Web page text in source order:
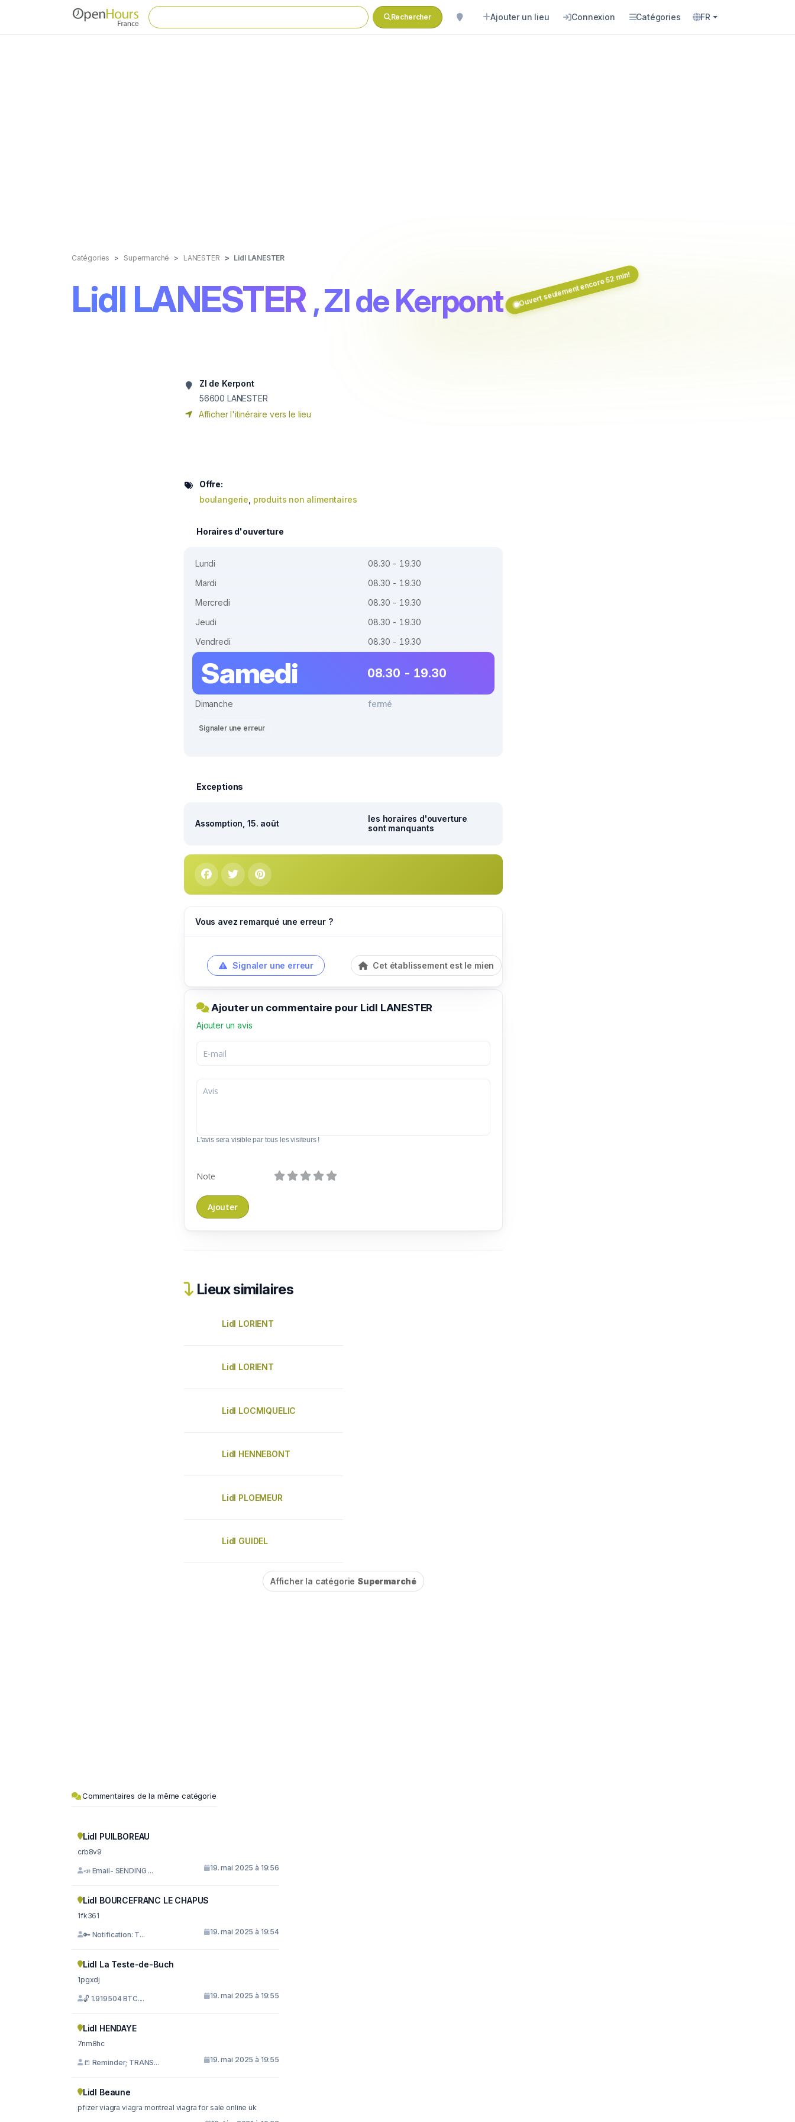
Rechercher Ajouter un lieu Connexion Catégories FR
Catégories Supermarché LANESTER Lidl LANESTER
Lidl LANESTER , ZI de Kerpont Ouvert seulement encore 52 min!
ZI de Kerpont
56600 LANESTER
Afficher l'itinéraire vers le lieu
Offre:
boulangerie produits non alimentaires
Horaires d'ouverture
Lundi
08.30 - 19.30
Mardi
08.30 - 19.30
Mercredi
08.30 - 19.30
Jeudi
08.30 - 19.30
Vendredi
08.30 - 19.30
Samedi 08.30 - 19.30
Dimanche fermé
Signaler une erreur
Exceptions
Assomption, 15. août
les horaires d'ouverture
sont manquants
Vous avez remarqué une erreur ?
Signaler une erreur Cet établissement est le mien
Ajouter un commentaire pour Lidl LANESTER
Ajouter un avis
L'avis sera visible par tous les visiteurs !
Note
Lieux similaires
Lidl LORIENT
Lidl LORIENT
Lidl LOCMIQUELIC
Lidl HENNEBONT
Lidl PLOEMEUR
Lidl GUIDEL
Afficher la catégorie Supermarché
Commentaires de la même catégorie
Lidl PUILBOREAU
crb8v9
📣 Email- SENDING ... 19. mai 2025 à 19:56
Lidl BOURCEFRANC LE CHAPUS
1fk361
🔑 Notification: T... 19. mai 2025 à 19:54
Lidl La Teste-de-Buch
1pgxdj
🔓 1.919504 BTC.... 19. mai 2025 à 19:55
Lidl HENDAYE
7nm8hc
📒 Reminder; TRANS... 19. mai 2025 à 19:55
Lidl Beaune
pfizer viagra viagra montreal viagra for sale online uk